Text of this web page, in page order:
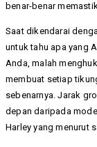
benar-benar
Saat dikendarai
untuk tahu apa yang
Anda, malah
membuat setiap
sebenarnya. Jarak
depan daripada
Harley yang menurut